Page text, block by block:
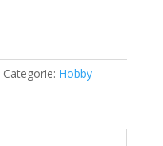
Categorie: Hobby